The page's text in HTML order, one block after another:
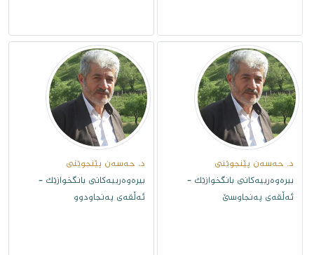
د. حەسەن پێنجوێنى
بیرەوەرییەکانی بانگخوازێک -
ئەڵقەى پەنجاوسێ
د. حەسەن پێنجوێنى
بیرەوەرییەکانی بانگخوازێک -
ئەڵقەى پەنجاودوو